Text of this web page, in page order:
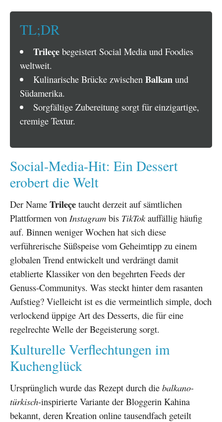
TL;DR
Trileçebegeistert Social Media und Foodies
weltweit.
Kulinarische Brücke zwischen Balkan und
Südamerika.
Sorgfältige Zubereitung sorgt für einzigartige,
cremige Textur.
Social-Media-Hit: Ein Dessert
erobert die Welt
Der Name Trileçe taucht derzeit auf sämtlichen
Plattformen von Instagram bis TikTokauffällig häufig
auf. Binnen weniger Wochen hat sich diese
verführerische Süßspeise vom Geheimtipp zu einem
globalen Trend entwickelt und verdrängt damit
etablierte Klassiker von den begehrten Feeds der
Genuss-Communitys. Was steckt hinter dem rasanten
Aufstieg? Vielleicht ist es die vermeintlich simple, doch
verlockend üppige Art des Desserts, die für eine
regelrechte Welle der Begeisterung sorgt.
Kulturelle Verflechtungen im
Kuchenglück
Ursprünglich wurde das Rezept durch die balkano-
türkisch-inspirierte Variante der Bloggerin Kahina
bekannt, deren Kreation online tausendfach geteilt